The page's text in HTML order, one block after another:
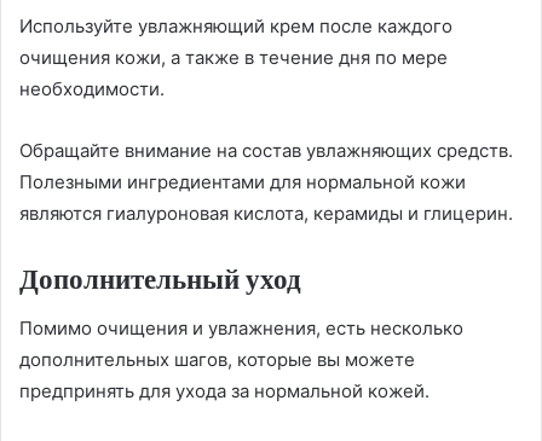
Используйте увлажняющий крем после каждого
очищения кожи, а также в течение дня по мере
необходимости.
Обращайте внимание на состав увлажняющих средств.
Полезными ингредиентами для нормальной кожи
являются гиалуроновая кислота, керамиды и глицерин.
Дополнительный уход
Помимо очищения и увлажнения, есть несколько
дополнительных шагов, которые вы можете
предпринять для ухода за нормальной кожей.